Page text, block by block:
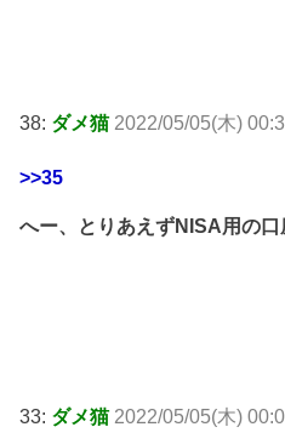
38: ダメ猫 2022/05/05(木)
>>35
へー、とりあえずNISA用の口
33: ダメ猫 2022/05/05(木)